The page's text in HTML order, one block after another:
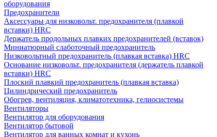
оборудования
Предохранители
Аксессуары для низковольт. предохранителя (плавкой
вставки) HRC
Держатель продольных плавких предохранителей (вставок)
Миниатюрный слаботочный предохранитель
Низковольтный предохранитель (плавкая вставка) HRC
Основание низковольт. предохранителя (держатель плавкой
вставки) HRC
Плоский плавкий предохранитель (плавкая вставка)
Цилиндрический предохранитель
Обогрев, вентиляция, климатотехника, гелиосистемы
Вентиляторы
Вентилятор для оборудования
Вентилятор бытовой
Вентилятор для ванных комнат и кухонь